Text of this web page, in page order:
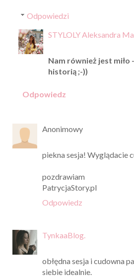
Odpowiedzi
STYLOLY Aleksandra
Nam również jest miło
historią ;-))
Odpowiedz
Anonimowy
piekna sesja! Wyglądacie
pozdrawiam
PatrycjaStory.pl
Odpowiedz
TynkaaBlog.
obłędna sesja i cudowna
siebie idealnie.